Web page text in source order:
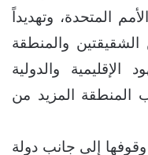
المتحدة، وتهديداً
الشقيقتين والمنطقة
والدولية
المنطقة المزيد من
إلى جانب دولة